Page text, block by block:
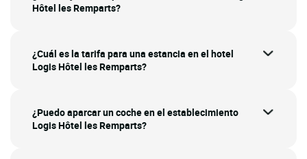
Hôtel les Remparts?
¿Cuál es la tarifa para una estancia en el hotel
Logis Hôtel les Remparts?
¿Puedo aparcar un coche en el establecimiento
Logis Hôtel les Remparts?